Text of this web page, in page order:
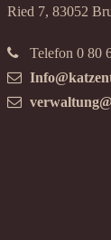
Ried 7, 83052
Telefon 0 80